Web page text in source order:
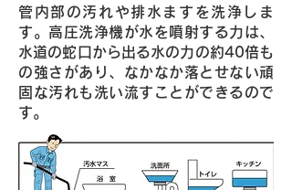
管内部の汚れや排水ますを洗浄しま
す。高圧洗浄機が水を噴射する力は、
水道の蛇口から出る水の力の約40倍も
の強さがあり、なかなか落とせない頑
固な汚れも洗い流すことができるので
す。